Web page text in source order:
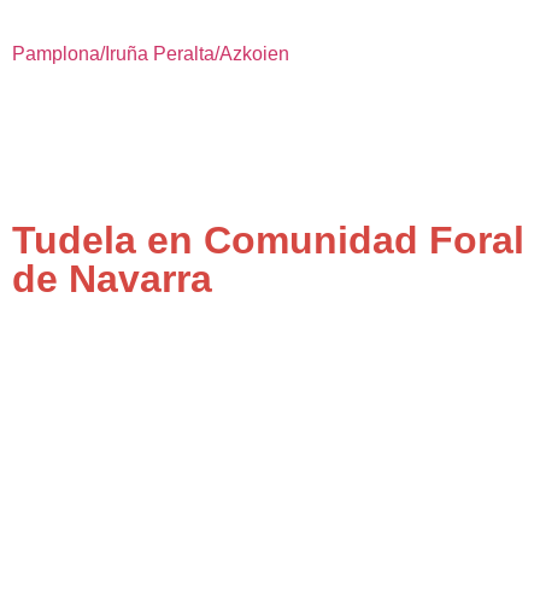
Pamplona/Iruña Peralta/Azkoien
Tudela en Comunidad Foral
de Navarra